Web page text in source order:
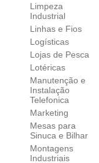
Limpeza
Industrial
Linhas e Fios
Logísticas
Lojas de Pesca
Lotéricas
Manutenção e
Instalação
Telefonica
Marketing
Mesas para
Sinuca e Bilhar
Montagens
Industriais